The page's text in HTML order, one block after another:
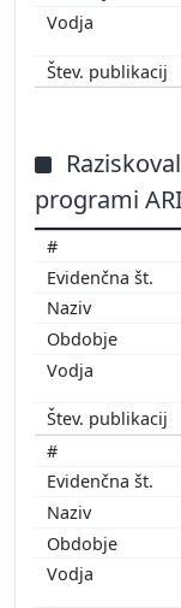
programi